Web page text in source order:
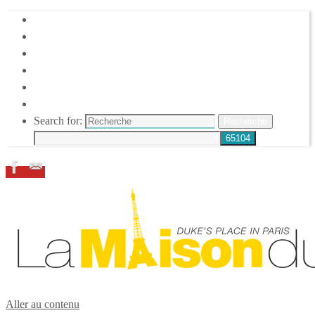
Search for:
Aller au contenu